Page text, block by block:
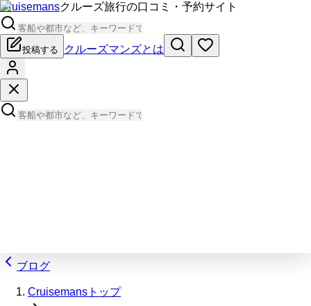
Cruisemansクルーズ旅行の口コミ・予約サイト
投稿する クルーズマンズとは
ブログ
Cruisemansトップ